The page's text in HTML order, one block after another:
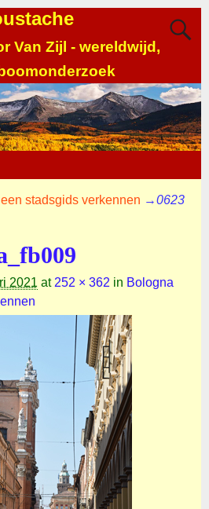
Van Zijl - wereldwijd,
stadsgids verkennen →0623
2021 at 252 × 362 in Bologna